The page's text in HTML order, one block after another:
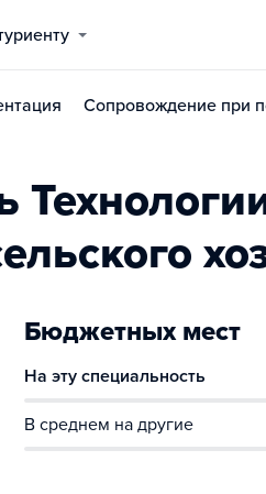
Сопровождение при
Бюджетных мест
На эту специальность
В среднем на другие